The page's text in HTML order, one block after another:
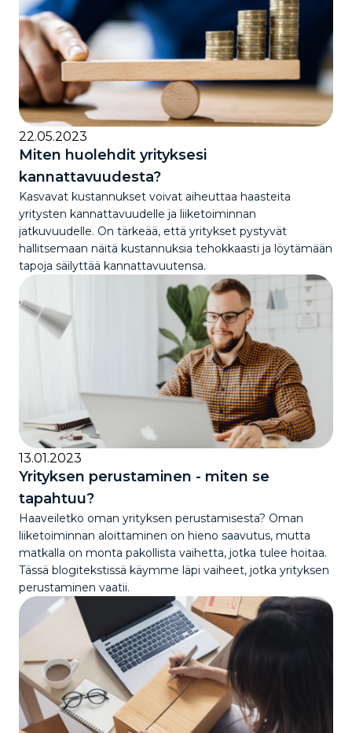
22.05.2023
Miten huolehdit yrityksesi
kannattavuudesta?
Kasvavat kustannukset voivat aiheuttaa haasteita
yritysten kannattavuudelle ja liiketoiminnan
jatkuvuudelle. On tärkeää, että yritykset pystyvät
hallitsemaan näitä kustannuksia tehokkaasti ja löytämään
tapoja säilyttää kannattavuutensa.
13.01.2023
Yrityksen perustaminen - miten se
tapahtuu?
Haaveiletko oman yrityksen perustamisesta? Oman
liiketoiminnan aloittaminen on hieno saavutus, mutta
matkalla on monta pakollista vaihetta, jotka tulee hoitaa.
Tässä blogitekstissä käymme läpi vaiheet, jotka yrityksen
perustaminen vaatii.